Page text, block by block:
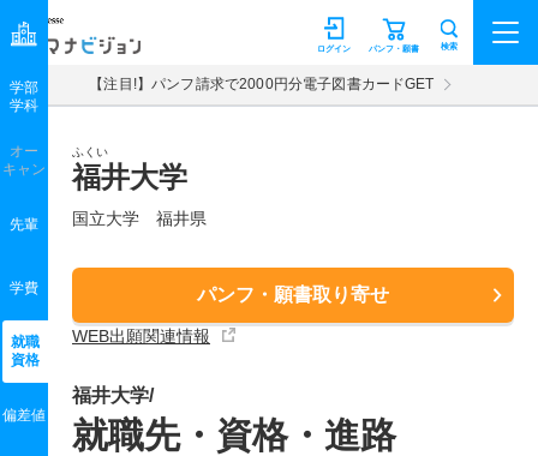
マナビジョン パンフ・願書
ログイン 検索
【注目!】パンフ請求で2000円分電子図書カードGET
ふくい
福井大学
国立大学 福井県
パンフ・願書取り寄せ
WEB出願関連情報
学部
学科
オー
キャン
先輩
学費
就職
資格
偏差値
福井大学/
就職先・資格・進路